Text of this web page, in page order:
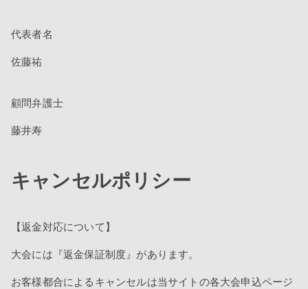
代表者名
佐藤祐
顧問弁護士
藤井寿
キャンセルポリシー
【返金対応について】
大会には『返金保証制度』があります。
お客様都合によるキャンセルは当サイトの各大会申込ページ